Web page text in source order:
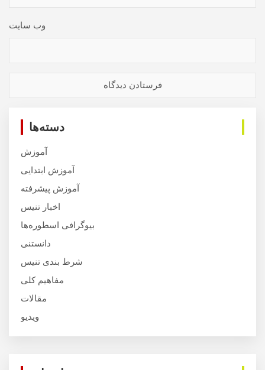
وب‌ سایت
دسته‌ها
آموزش
آموزش ابتدایی
آموزش پیشرفته
اخبار تنیس
بیوگرافی اسطوره‌ها
دانستنی
شرط بندی تنیس
مفاهیم کلی
مقالات
ویدیو